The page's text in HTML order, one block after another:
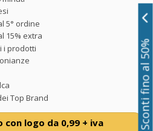
5° ordine
15% extra
i prodotti
Top Brand
con logo da 0,99 + iva Sconti fino al 50%